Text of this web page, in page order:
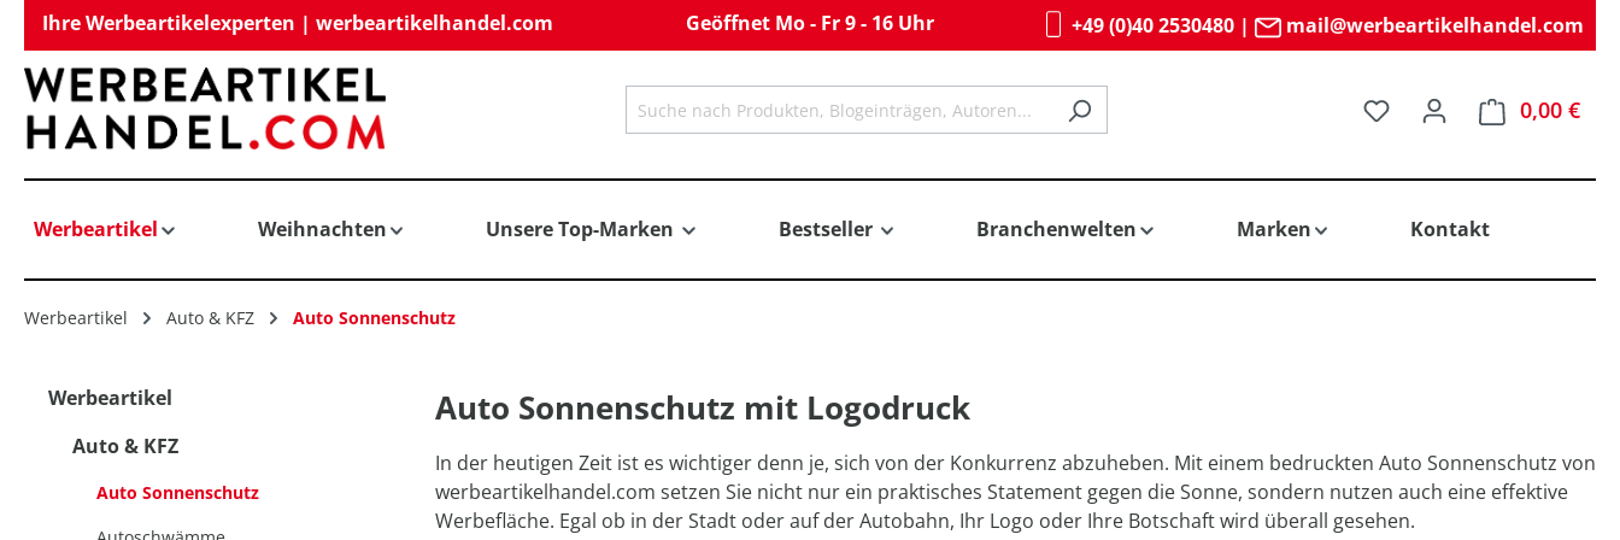
Zur Hauptnavigation springen
Ihre Werbeartikelexperten | werbeartikelhandel.com Geöffnet Mo - Fr 9 - 16 Uhr +49 (0)40 2530480| mail@werbeartikelhandel.com
Du hast 0 Produkte auf
0,00 €
Werbeartikel Weihnachten Unsere Top-Marken Bestseller Branchenwelten Marken Kontakt
Werbeartikel Auto & KFZ Auto Sonnenschutz
Auto Sonnenschutz mit Logodruck
In der heutigen Zeit ist es wichtiger denn je, sich von der Konkurrenz abzuheben. Mit einem bedruckten Auto Sonnenschutz von
werbeartikelhandel.com setzen Sie nicht nur ein praktisches Statement gegen die Sonne, sondern nutzen auch eine effektive
Werbefläche. Egal ob in der Stadt oder auf der Autobahn, Ihr Logo oder Ihre Botschaft wird überall gesehen.
Werbeartikel
Auto & KFZ
Auto Sonnenschutz